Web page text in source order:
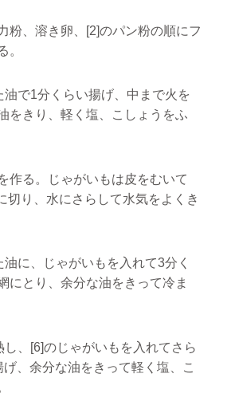
粉、溶き卵、[2]のパン粉の順にフ
。
で1分くらい揚げ、中まで火を
をきり、軽く塩、こしょうをふ
作る。じゃがいもは皮をむいて
切り、水にさらして水気をよくき
に、じゃがいもを入れて3分く
にとり、余分な油をきって冷ま
、[6]のじゃがいもを入れてさら
、余分な油をきって軽く塩、こ